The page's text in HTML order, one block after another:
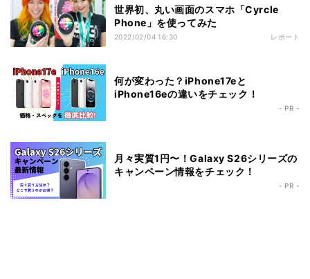
世界初、丸い画面のスマホ「Cyrcle
Phone」を使ってみた
2022/02/04 16:30 レポート
何が変わった？iPhone17eと
iPhone16eの違いをチェック！
- PR -
月々実質1円〜！Galaxy S26シリーズの
キャンペーン情報をチェック！
- PR -